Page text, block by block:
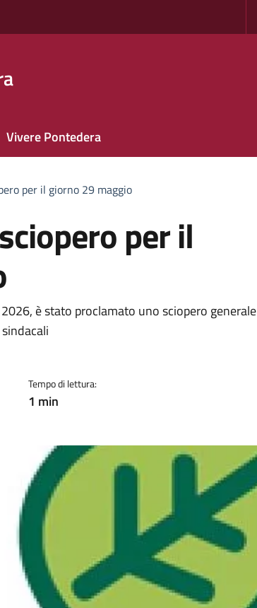
Vivere Pontedera
per il giorno 29 maggio
per il
è stato proclamato uno sciopero generale
Tempo di lettura:
1 min